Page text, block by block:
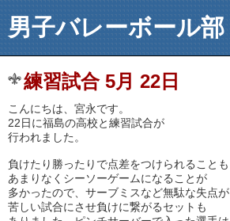
男子バレーボール部
練習試合 5月 22日
こんにちは、宮永です。
22日に福島の高校と練習試合が
行われました。
負けたり勝ったりで点差をつけられることも
あまりなくシーソーゲームになることが
多かったので、サーブミスなど無駄な失点が
苦しい試合にさせ負けに繋がるセットも